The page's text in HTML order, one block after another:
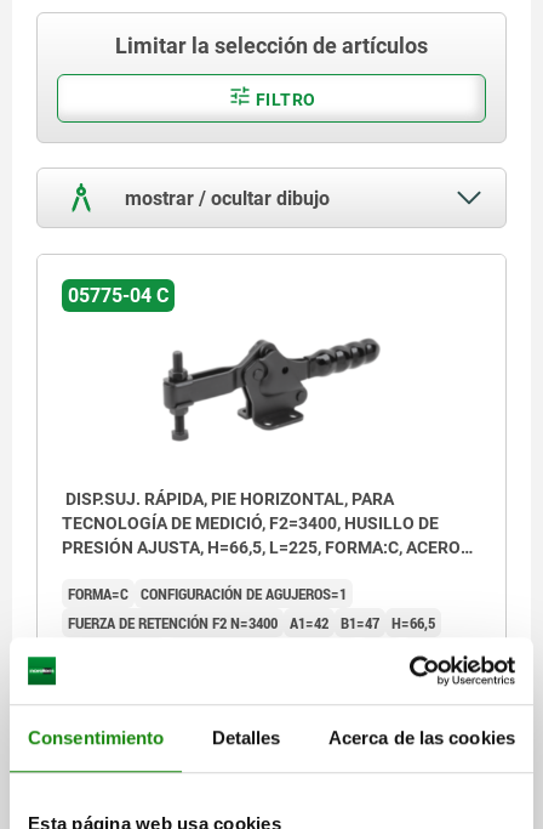
Consentimiento Detalles Acerca de las cookies
Esta página web usa cookies
Limitar la selección de artículos
FILTRO
mostrar / ocultar dibujo
05775-04 C
DISP.SUJ. RÁPIDA, PIE HORIZONTAL, PARA
TECNOLOGÍA DE MEDICIÓ, F2=3400, HUSILLO DE
PRESIÓN AJUSTA, H=66,5, L=225, FORMA:C, ACERO
FORMA=C CONFIGURACIÓN DE AGUJEROS=1
FUERZA DE RETENCIÓN F2 N=3400 A1=42 B1=47 H=66,5
B=31
FUERZA DE RETENCIÓN F1 N=1400 FUERZA MANUAL FH N=200
L1=79 L2=48,6
FUERZA DE SUJECIÓN F3 N=800
FUERZA DE SUJECIÓN F4 N=1900